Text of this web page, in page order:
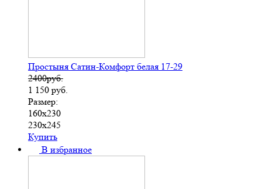
Простыня Сатин-Комфорт белая 17-29
2400руб.
1 150 руб.
Размер:
160х230
230х245
Купить
В избранное